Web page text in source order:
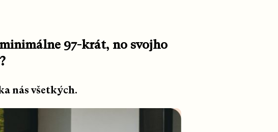
97-krát, no svojho
nás všetkých.